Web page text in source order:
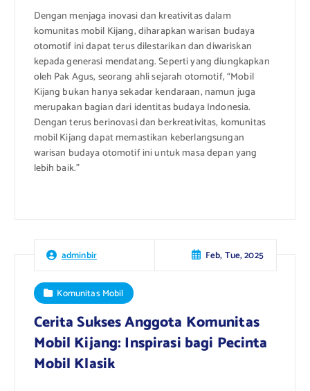
Dengan menjaga inovasi dan kreativitas dalam
komunitas mobil Kijang, diharapkan warisan budaya
otomotif ini dapat terus dilestarikan dan diwariskan
kepada generasi mendatang. Seperti yang diungkapkan
oleh Pak Agus, seorang ahli sejarah otomotif, “Mobil
Kijang bukan hanya sekadar kendaraan, namun juga
merupakan bagian dari identitas budaya Indonesia.
Dengan terus berinovasi dan berkreativitas, komunitas
mobil Kijang dapat memastikan keberlangsungan
warisan budaya otomotif ini untuk masa depan yang
lebih baik.”
adminbir Feb, Tue, 2025
Komunitas Mobil
Cerita Sukses Anggota Komunitas
Mobil Kijang: Inspirasi bagi Pecinta
Mobil Klasik